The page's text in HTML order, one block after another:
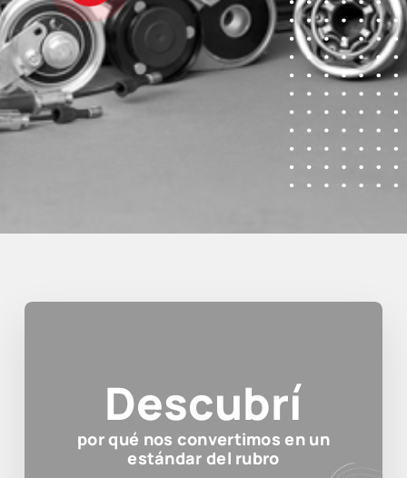
Descubrí
por qué nos convertimos en un
estándar del rubro